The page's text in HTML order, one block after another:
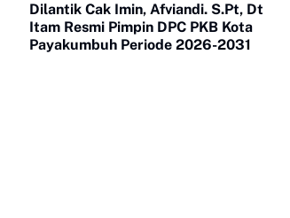
Dilantik Cak Imin, Afviandi. S.Pt, Dt
Itam Resmi Pimpin DPC PKB Kota
Payakumbuh Periode 2026-2031